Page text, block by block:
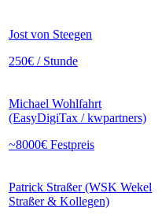
Jost von Steegen
250€ / Stunde
Michael Wohlfahrt
(EasyDigiTax / kwpartners)
~8000€ Festpreis
Patrick Straßer (WSK Wekel
Straßer & Kollegen)